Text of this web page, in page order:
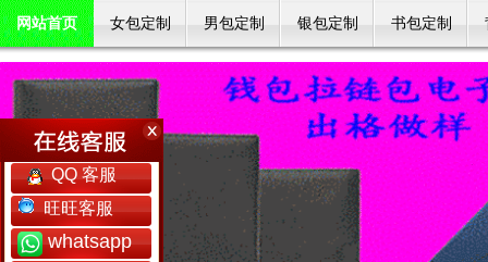
网站首页 女包定制 男包定制 银包定制 书包定制
工厂简介
QQ 客服
旺旺客服
whatsapp